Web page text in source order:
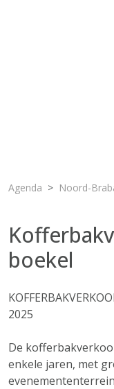
Agenda Noord-
boekel
2025
De
enkele jaren, met